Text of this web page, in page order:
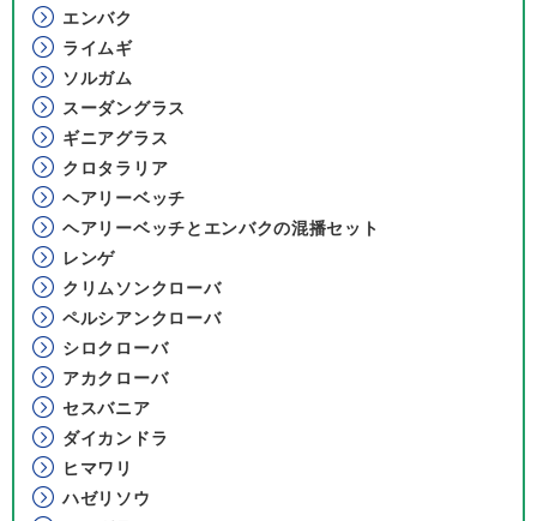
エンバク
ライムギ
ソルガム
スーダングラス
ギニアグラス
クロタラリア
ヘアリーベッチ
ヘアリーベッチとエンバクの混播セット
レンゲ
クリムソンクローバ
ペルシアンクローバ
シロクローバ
アカクローバ
セスバニア
ダイカンドラ
ヒマワリ
ハゼリソウ